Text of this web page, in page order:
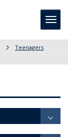
Teenagers